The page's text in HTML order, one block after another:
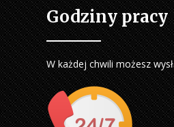
Godziny pracy
W każdej chwili możesz